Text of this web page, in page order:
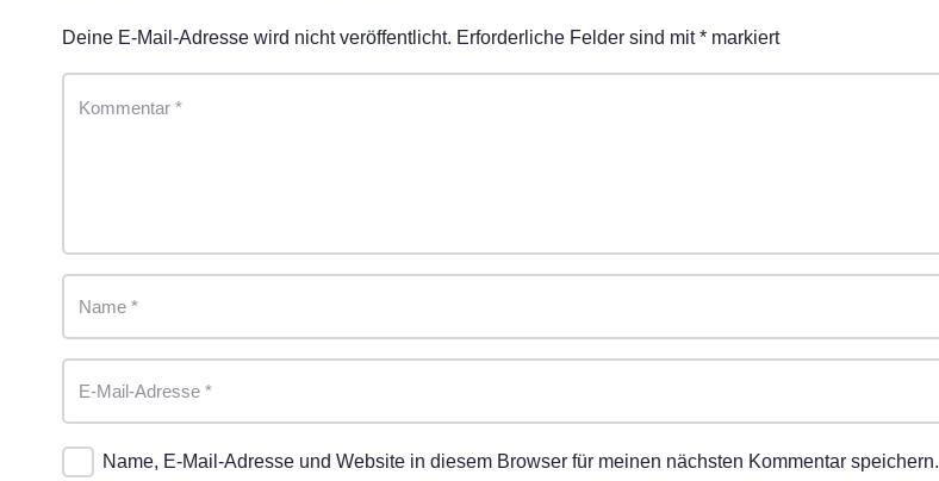
Deine E-Mail-Adresse wird nicht veröffentlicht. Erforderliche Felder sind mit* markiert
Name, E-Mail-Adresse und Website in diesem Browser für meinen nächsten Kommentar speichern.